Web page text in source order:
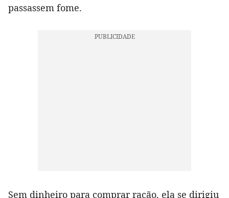
passassem fome.
Sem dinheiro para comprar ração, ela se dirigiu